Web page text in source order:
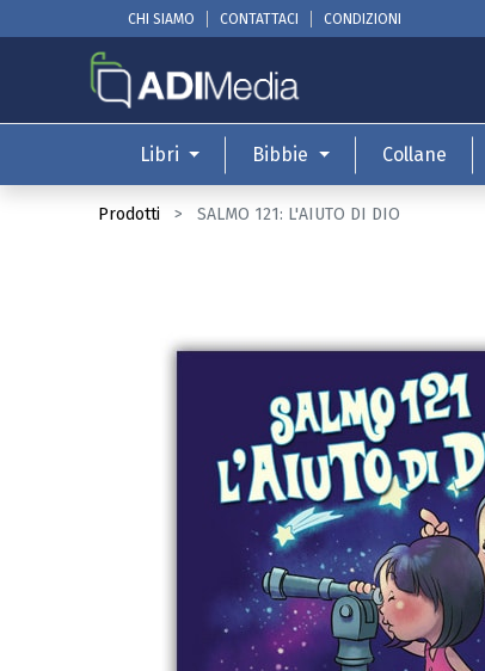
CHI SIAMO CONTATTACI CONDIZIONI
Libri Bibbie Collane
Prodotti SALMO 121: L'AIUTO DI DIO